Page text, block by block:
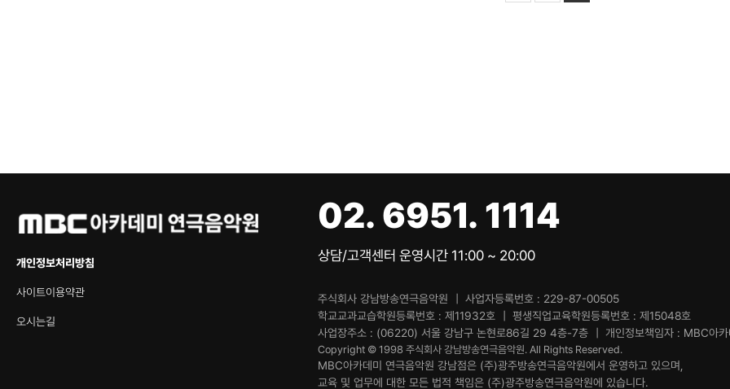
개인정보처리방침
사이트이용약관
오시는길
02. 6951. 1114
상담/고객센터 운영시간 11:00 ~ 20:00
주식회사 강남방송연극음악원 사업자등록번호
229-87-00505
학교교과교습학원등록번호
제11932호 평생직업교육학원등록번호
제15048호
사업장주소
(06220) 서울 강남구 논현로86길 29 4층-7층 개인정보책임자 MBC아
Copyright © 1998 주식회사 강남방송연극음악원. All Rights Reserved.
MBC아카데미 연극음악원 강남점은 (주)광주방송연극음악원에서 운영하고 있으며,
교육 및 업무에 대한 모든 법적 책임은 (주)광주방송연극음악원에 있습니다.